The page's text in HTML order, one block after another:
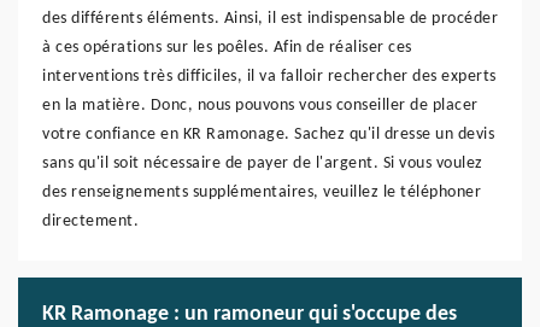
des différents éléments. Ainsi, il est indispensable de procéder
à ces opérations sur les poêles. Afin de réaliser ces
interventions très difficiles, il va falloir rechercher des experts
en la matière. Donc, nous pouvons vous conseiller de placer
votre confiance en KR Ramonage. Sachez qu'il dresse un devis
sans qu'il soit nécessaire de payer de l'argent. Si vous voulez
des renseignements supplémentaires, veuillez le téléphoner
directement.
KR Ramonage : un ramoneur qui s'occupe des